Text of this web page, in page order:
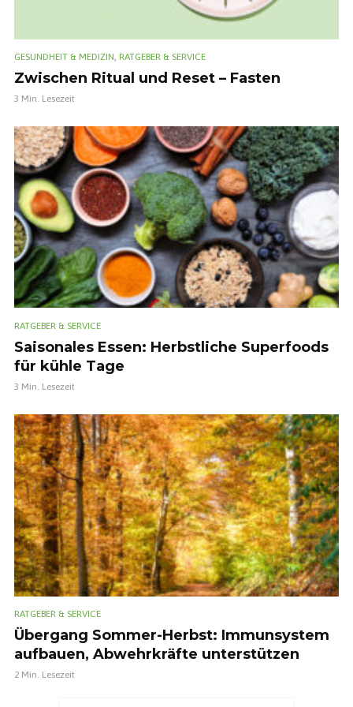
GESUNDHEIT & MEDIZIN, RATGEBER & SERVICE
Zwischen Ritual und Reset – Fasten
3 Min. Lesezeit
RATGEBER & SERVICE
Saisonales Essen: Herbstliche Superfoods
für kühle Tage
3 Min. Lesezeit
RATGEBER & SERVICE
Übergang Sommer-Herbst: Immunsystem
aufbauen, Abwehrkräfte unterstützen
2 Min. Lesezeit